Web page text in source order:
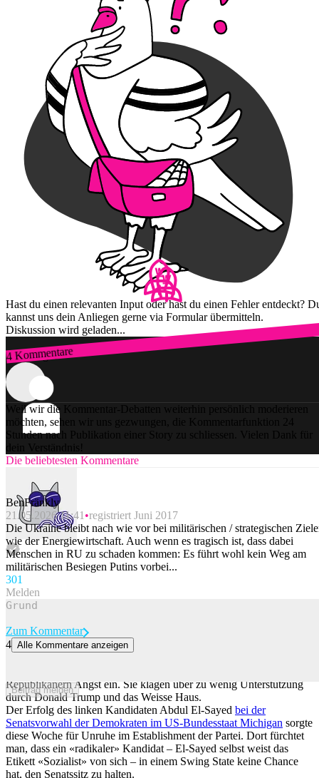
Hast du einen relevanten Input oder hast du einen Fehler entdeckt?
kannst uns dein Anliegen gerne via Formular übermitteln.
Diskussion wird geladen...
4 Kommentare
Zum Login
Weil wir die Kommentar-Debatten weiterhin persönlich moderieren
möchten, sehen wir uns gezwungen, die Kommentarfunktion 24
Stunden nach Publikation einer Story zu schliessen. Vielen Dank für
dein Verständnis!
Die beliebtesten Kommentare
BenFränkly
21.05.2026 11:41 registriert Juni 2017
Die Ukraine bleibt nach wie vor bei militärischen / strategischen
wie der Energiewirtschaft. Auch wenn es tragisch ist, dass dabei
Menschen in RU zu schaden kommen: Es führt wohl kein Weg am
militärischen Besiegen Putins vorbei...
301
Melden
Beitrag melden
Zum Kommentar
4 Alle Kommentare anzeigen
Republikanern Angst ein. Sie klagen über zu wenig Unterstützung
durch Donald Trump und das Weisse Haus.
Der Erfolg des linken Kandidaten Abdul El-Sayed bei der
Senatsvorwahl der Demokraten im US-Bundesstaat Michigan sorgte
diese Woche für Unruhe im Establishment der Partei. Dort fürchtet
man, dass ein «radikaler» Kandidat – El-Sayed selbst weist das
Etikett «Sozialist» von sich – in einem Swing State keine Chance
hat, den Senatssitz zu halten.